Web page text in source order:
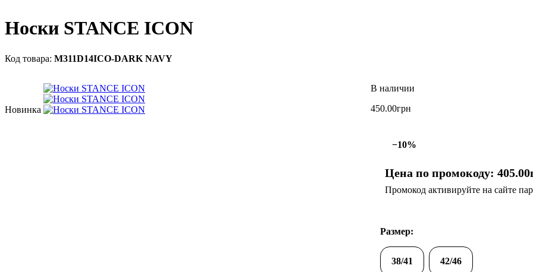
Носки STANCE ICON
M311D14ICO-DARK NAVY
Новинка 450.00грн
−10%
Цена по промокоду:405.00
Промокод активируйте на сайте
Размер:
38/41 42/46